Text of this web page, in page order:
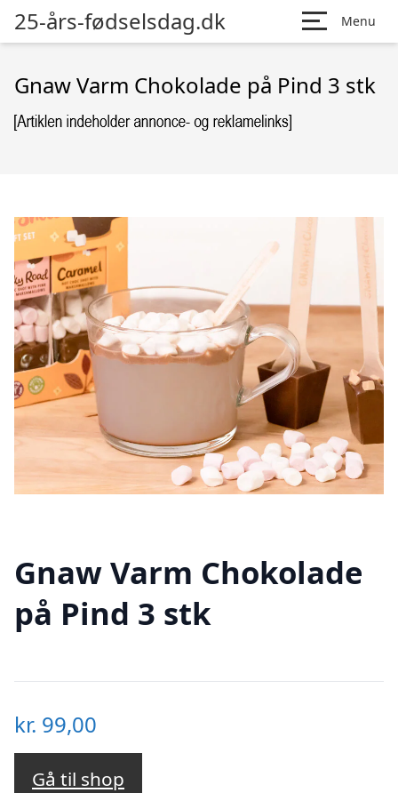
25-års-fødselsdag.dk Menu
Gnaw Varm Chokolade på Pind 3 stk
Gnaw Varm Chokolade
på Pind 3 stk
kr. 99,00
Gå til shop